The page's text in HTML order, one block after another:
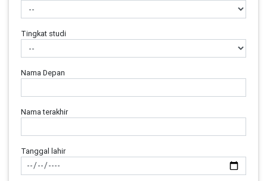
Tingkat studi
Nama Depan
Nama terakhir
Tanggal lahir